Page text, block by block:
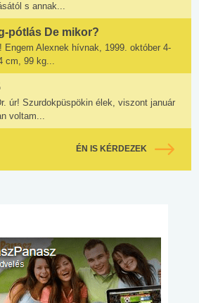
s annak...
pótlás De mikor?
Engem Alexnek hívnak, 1999. október 4-
cm, 99 kg...
úr! Szurdokpüspökin élek, viszont január
voltam...
ÉN IS KÉRDEZEK